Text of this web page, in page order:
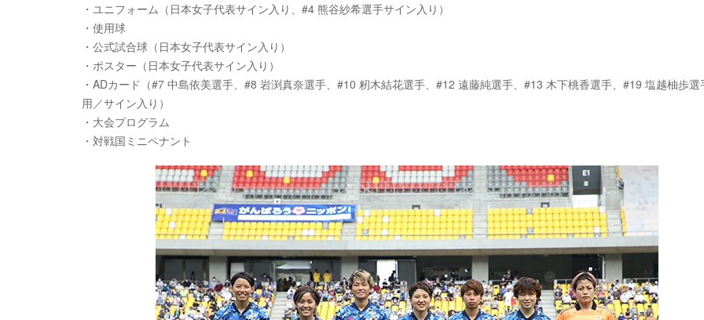
・ユニフォーム（日本女子代表サイン入り、#4 熊谷紗希選手サイン入り）
・使用球
・公式試合球（日本女子代表サイン入り）
・ポスター（日本女子代表サイン入り）
・ADカード（#7 中島依美選手、#8 岩渕真奈選手、#10 籾木結花選手、#12 遠藤純選手、#13 木下桃香選手、#19 塩越柚歩選
用／サイン入り）
・大会プログラム
・対戦国ミニペナント